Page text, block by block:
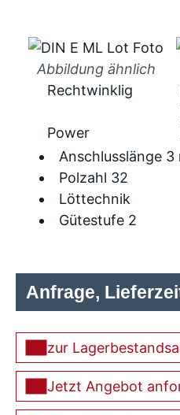
Abbildung ähnlich
Anschlusslänge 3
Polzahl 32
Löttechnik
Gütestufe 2
Rechtwinklig
Power
Anfrage,
zur
Jetzt Angebot